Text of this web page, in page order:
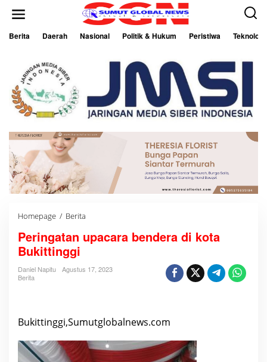
Berita Daerah Nasional Politik & Hukum Peristiwa Teknologi
Homepage / Berita
r
i
a
a
a
r
Peringatan upacara bendera di kota
Bukittinggi
Daniel Napitu
Agustus 17, 2023
Berita
Bukittinggi,Sumutglobalnews.com